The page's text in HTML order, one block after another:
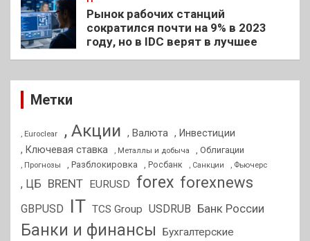
Рынок рабочих станций
сократился почти на 9% в 2023
году, но в IDC верят в лучшее
Метки
, Euroclear , Акции , Валюта , Инвестиции
, Ключевая ставка
, Металлы и добыча , Облигации
, Прогнозы , Разблокировка , Росбанк , Санкции , Фьючерс
, ЦБ BRENT EURUSD forex forexnews
GBPUSD IT TCS Group USDRUB Банк России
Банки и финансы
Бухгалтерские